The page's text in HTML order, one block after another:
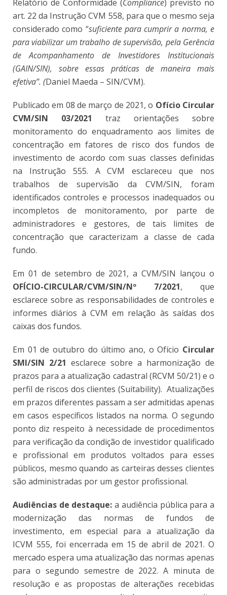
Relatório de Conformidade (Compliance) previsto no
art. 22 da Instrução CVM 558, para que o mesmo seja
considerado como “suficiente para cumprir a norma, e
para viabilizar um trabalho de supervisão, pela Gerência
de Acompanhamento de Investidores Institucionais
(GAIN/SIN), sobre essas práticas de maneira mais
efetiva”. (Daniel Maeda – SIN/CVM).
Publicado em 08 de março de 2021, o Ofício Circular
CVM/SIN 03/2021 traz orientações sobre
monitoramento do enquadramento aos limites de
concentração em fatores de risco dos fundos de
investimento de acordo com suas classes definidas
na Instrução 555. A CVM esclareceu que nos
trabalhos de supervisão da CVM/SIN, foram
identificados controles e processos inadequados ou
incompletos de monitoramento, por parte de
administradores e gestores, de tais limites de
concentração que caracterizam a classe de cada
fundo.
Em 01 de setembro de 2021, a CVM/SIN lançou o
OFÍCIO-CIRCULAR/CVM/SIN/Nº 7/2021, que
esclarece sobre as responsabilidades de controles e
informes diários à CVM em relação às saídas dos
caixas dos fundos.
Em 01 de outubro do último ano, oOfício Circular
SMI/SIN 2/21 esclarece sobre a harmonização de
prazos para a atualização cadastral (RCVM 50/21) e o
perfil de riscos dos clientes (Suitability). Atualizações
em prazos diferentes passam a ser admitidas apenas
em casos específicos listados na norma. O segundo
ponto diz respeito à necessidade de procedimentos
para verificação da condição de investidor qualificado
e profissional em produtos voltados para esses
públicos, mesmo quando as carteiras desses clientes
são administradas por um gestor profissional.
Audiências de destaque:a audiência pública para a
modernização das normas de fundos de
investimento, em especial para a atualização da
ICVM 555, foi encerrada em 15 de abril de 2021. O
mercado espera uma atualização das normas apenas
para o segundo semestre de 2022. A minuta de
resolução e as propostas de alterações recebidas